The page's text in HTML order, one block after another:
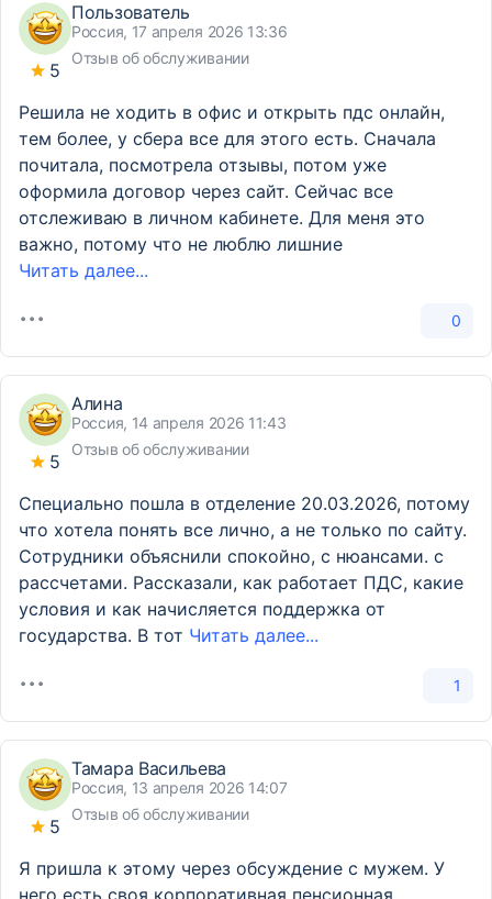
5
Пользователь
Россия, 17 апреля 2026 13:36
Отзыв об обслуживании
Решила не ходить в офис и открыть пдс онлайн,
тем более, у сбера все для этого есть. Сначала
почитала, посмотрела отзывы, потом уже
оформила договор через сайт. Сейчас все
отслеживаю в личном кабинете. Для меня это
важно, потому что не люблю лишние
Читать далее...
0
5
Алина
Россия, 14 апреля 2026 11:43
Отзыв об обслуживании
Специально пошла в отделение 20.03.2026, потому
что хотела понять все лично, а не только по сайту.
Сотрудники объяснили спокойно, с нюансами. с
рассчетами. Рассказали, как работает ПДС, какие
условия и как начисляется поддержка от
государства. В тот Читать далее...
1
5
Тамара Васильева
Россия, 13 апреля 2026 14:07
Отзыв об обслуживании
Я пришла к этому через обсуждение с мужем. У
него есть своя корпоративная пенсионная